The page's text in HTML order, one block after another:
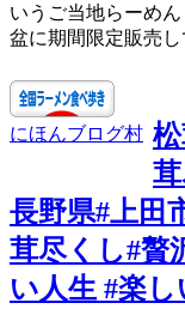
いうご当地らーめ
盆に期間限定販売し
にほんブログ村
長野県#上田
茸尽くし#贅
い人生 #楽